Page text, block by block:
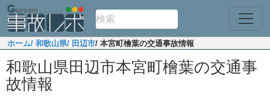
ホーム/ 和歌山県/ 田辺市/ 本宮町檜葉の交通事故情報
和歌山県田辺市本宮町檜葉の交通事
故情報